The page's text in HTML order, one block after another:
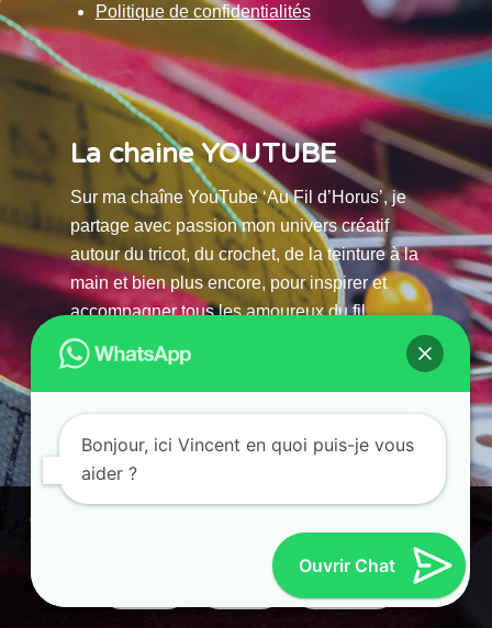
Politique de confidentialités
La chaine YOUTUBE
Sur ma chaîne YouTube ‘Au Fil d’Horus’, je
partage avec passion mon univers créatif
autour du tricot, du crochet, de la teinture à la
main et bien plus encore, pour inspirer et
accompagner tous les amoureux du fil.
© 2025 AU FILS D’HORUS| All Rights Reserved |
Ce site utilise des cookies. En continuant à parcourir ce site, vous
acceptez leur utilisation.
Bonjour, ici Vincent en quoi puis-je vous
aider ?
Ouvrir Chat